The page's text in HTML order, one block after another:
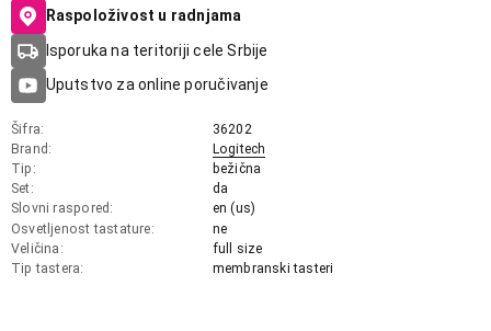
Raspoloživost u radnjama
Isporuka na teritoriji cele Srbije
Uputstvo za online poručivanje
Šifra
36202
Brand
Logitech
Tip
bežična
Set
da
Slovni raspored
en (us)
Osvetljenost tastature
ne
Veličina
full size
Tip tastera
membranski tasteri